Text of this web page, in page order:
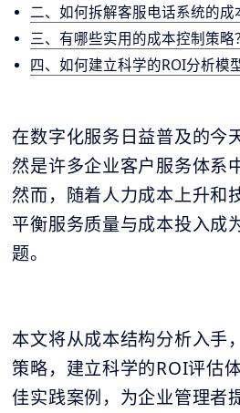
二、如何拆解客服电话系统的成
三、有哪些实用的成本控制策略？
四、如何建立科学的ROI分析模
在数字化服务日益普及的今
然是许多企业客户服务体系
然而，随着人力成本上升和
平衡服务质量与成本投入成
题。
本文将从成本结构分析入手
策略，建立科学的ROI评估
佳实践案例，为企业管理者